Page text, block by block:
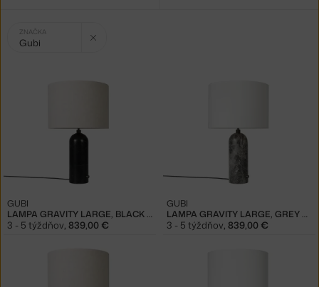
Vybrané
filtry:
ZNAČKA
Gubi
LAMPA GRAVITY LARGE, BLACK MARBLE
GUBI
3 - 5 týždňov 839,00 €
LAMPA GRAVITY LARGE, GREY MARBLE
GUBI
3 - 5 týždňov 839,00 €